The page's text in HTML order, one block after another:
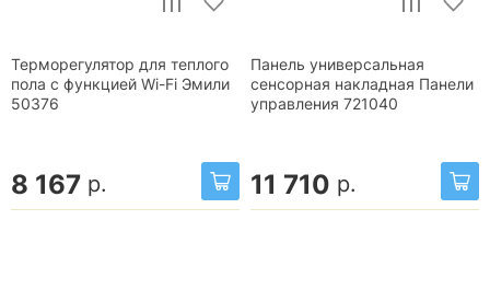
Терморегулятор для теплого
пола с функцией Wi-Fi Эмили
50376
8 167 р.
Панель универсальная
сенсорная накладная Панели
управления 721040
11 710 р.